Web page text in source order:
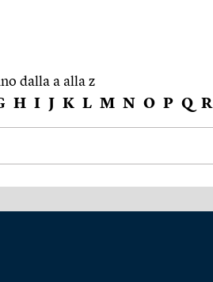
dalla a alla z
H I J K L M N O P Q R